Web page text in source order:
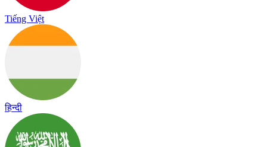
Tiếng Việt
हिन्दी